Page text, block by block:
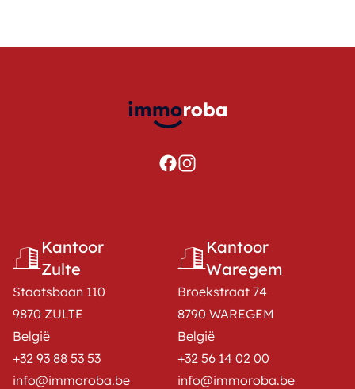
Kantoor
Zulte
Staatsbaan 110
9870 ZULTE
België
+32 93 88 53 53
info@immoroba.be
Kantoor
Waregem
Broekstraat 74
8790 WAREGEM
België
+32 56 14 02 00
info@immoroba.be